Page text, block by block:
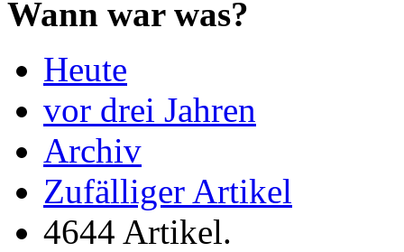
Wann war was?
Heute
vor drei Jahren
Archiv
Zufälliger Artikel
4644 Artikel.